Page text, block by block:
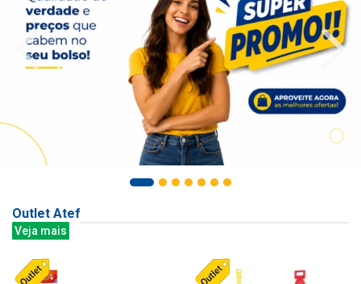
Outlet Atef
Veja mais